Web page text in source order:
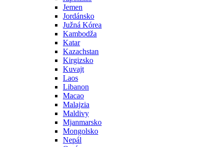
Jemen
Jordánsko
Južná Kórea
Kambodža
Katar
Kazachstan
Kirgizsko
Kuvajt
Laos
Libanon
Macao
Malajzia
Maldivy
Mjanmarsko
Mongolsko
Nepál